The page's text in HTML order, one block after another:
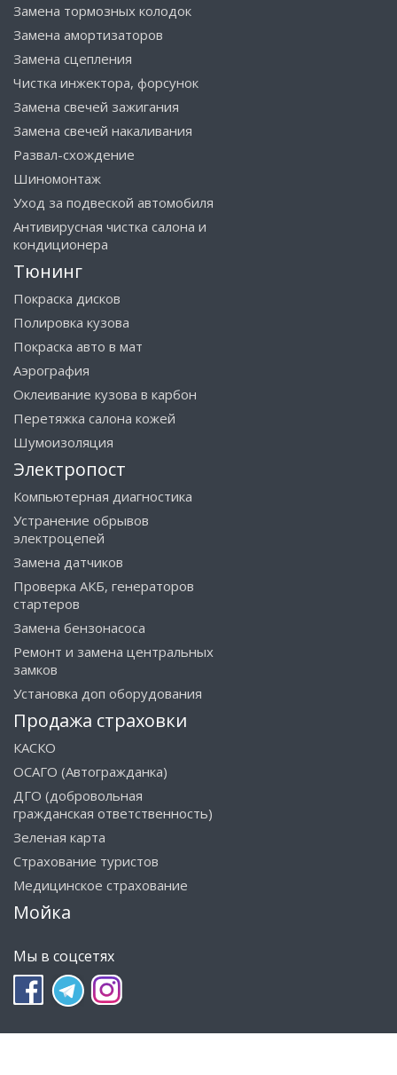
Замена тормозных колодок
Замена амортизаторов
Замена сцепления
Чистка инжектора, форсунок
Замена свечей зажигания
Замена свечей накаливания
Развал-схождение
Шиномонтаж
Уход за подвеской автомобиля
Антивирусная чистка салона и
кондиционера
Тюнинг
Покраска дисков
Полировка кузова
Покраска авто в мат
Аэрография
Оклеивание кузова в карбон
Перетяжка салона кожей
Шумоизоляция
Электропост
Компьютерная диагностика
Устранение обрывов
электроцепей
Замена датчиков
Проверка АКБ, генераторов
стартеров
Замена бензонасоса
Ремонт и замена центральных
замков
Установка доп оборудования
Продажа страховки
КАСКО
ОСАГО (Автогражданка)
ДГО (добровольная
гражданская ответственность)
Зеленая карта
Страхование туристов
Медицинское страхование
Мойка
Мы в соцсетях